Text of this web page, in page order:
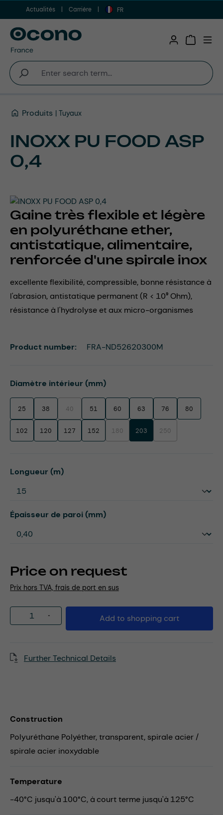
Aller au contenu principal
Actualités Carrière FR
Produits Tuyaux
INOXX PU FOOD ASP
0,4
Gaine très flexible et légère
en polyuréthane ether,
antistatique, alimentaire,
renforcée d'une spirale inox
excellente flexibilité, compressible, bonne résistance à
l'abrasion, antistatique permanent (R < 10⁹ Ohm),
résistance à l'hydrolyse et aux micro-organismes
Price on request
Prix hors TVA, frais de port en sus
Select
Diamètre intérieur (mm)
25 38 40(This option is currently unavailable.)
51 60 63 76 80
102 120 127 152 180(This option is currently unavailable.)
203 250(This option is
Select
Longueur (m)
Select
Épaisseur de paroi (mm)
Product Quantity: Enter the desired
Add to shopping cart
Product number: FRA-ND52620300M
Further Technical Details
Construction
Polyuréthane Polyéther, transparent, spirale acier /
spirale acier inoxydable
Temperature
-40°C jusqu'à 100°C, à court terme jusqu'à 125°C